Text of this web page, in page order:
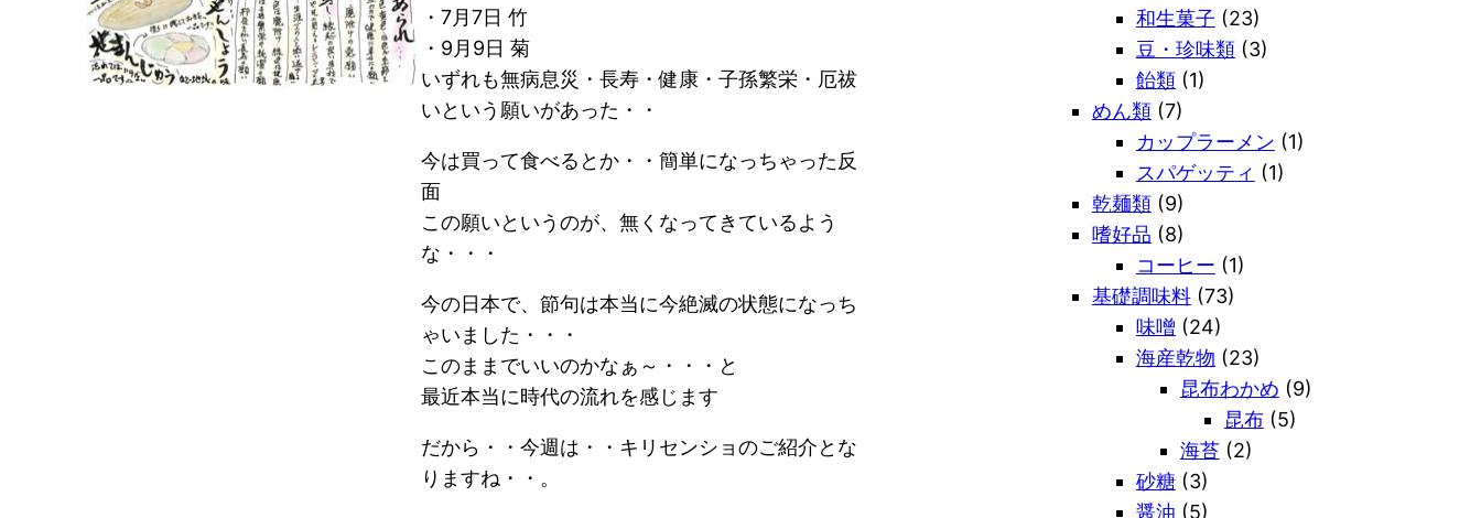
・7月7日 竹
・9月9日 菊
いずれも無病息災・長寿・健康・子孫繁栄・厄祓
いという願いがあった・・
今は買って食べるとか・・簡単になっちゃった反
面
この願いというのが、無くなってきているよう
な・・・
今の日本で、節句は本当に今絶滅の状態になっち
ゃいました・・・
このままでいいのかなぁ～・・・と
最近本当に時代の流れを感じます
だから・・今週は・・キリセンショのご紹介とな
りますね・・。
和生菓子 (23)
豆・珍味類(3)
飴類(1)
めん類(7)
カップラーメン (1)
スパゲッティ (1)
乾麺類(9)
嗜好品 (8)
コーヒー (1)
基礎調味料(73)
味噌 (24)
海産乾物 (23)
昆布わかめ (9)
昆布(5)
海苔(2)
砂糖(3)
醤油 (5)